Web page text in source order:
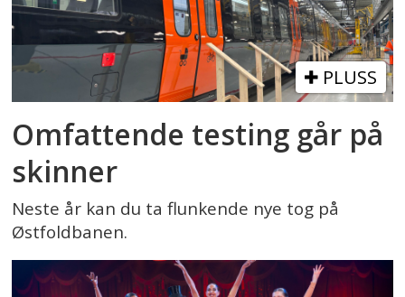
PLUSS
Omfattende testing går på
skinner
Neste år kan du ta flunkende nye tog på
Østfoldbanen.